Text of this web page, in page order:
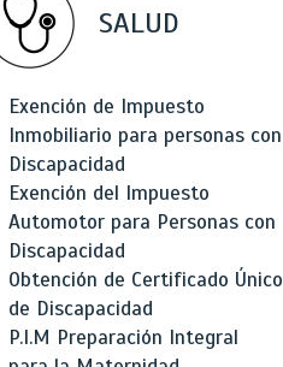
SALUD
Exención de Impuesto
Inmobiliario para personas con
Discapacidad
Exención del Impuesto
Automotor para Personas con
Discapacidad
Obtención de Certificado Único
de Discapacidad
P.I.M Preparación Integral